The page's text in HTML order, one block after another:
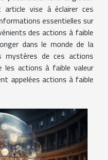
article vise à éclairer ces
essentielles sur
des actions à faible
dans le monde de la
mystères de ces actions
les actions à faible valeur
appelées actions à faible